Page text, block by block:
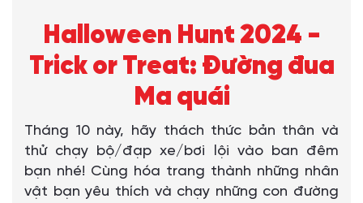
Halloween Hunt 2024 -
Trick or Treat: Đường đua
Ma quái
Tháng 10 này, hãy thách thức bản thân và
thử chạy bộ/đạp xe/bơi lội vào ban đêm
bạn nhé! Cùng hóa trang thành những nhân
vật bạn yêu thích và chạy những con đường